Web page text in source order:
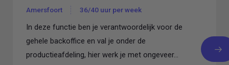
Amersfoort 36/40 uur per week
In deze functie ben je verantwoordelijk voor de
gehele backoffice en val je onder de
productieafdeling, hier werk je met ongeveer...